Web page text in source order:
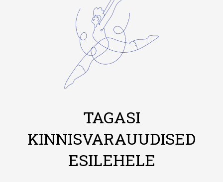
TAGASI
KINNISVARAUUDISED
ESILEHELE